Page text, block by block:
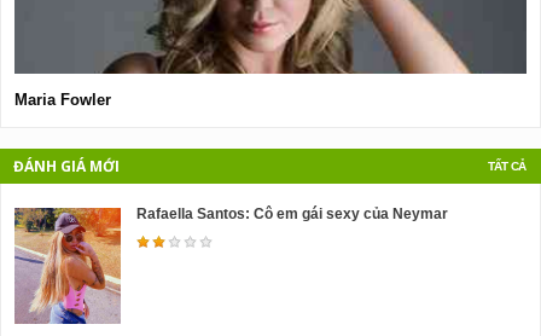
Maria Fowler
TẤT CẢ
ĐÁNH GIÁ MỚI
Rafaella Santos: Cô em gái sexy của Neymar